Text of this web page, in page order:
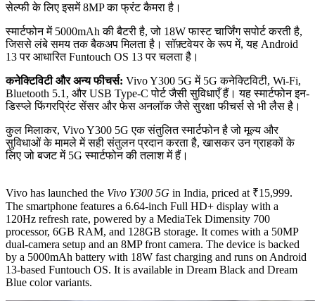
सेल्फी के लिए इसमें 8MP का फ्रंट कैमरा है।
स्मार्टफोन में 5000mAh की बैटरी है, जो 18W फास्ट चार्जिंग सपोर्ट करती है,
जिससे लंबे समय तक बैकअप मिलता है। सॉफ़्टवेयर के रूप में, यह Android
13 पर आधारित Funtouch OS 13 पर चलता है।
कनेक्टिविटी और अन्य फीचर्स: Vivo Y300 5G में 5G कनेक्टिविटी, Wi-Fi,
Bluetooth 5.1, और USB Type-C पोर्ट जैसी सुविधाएँ हैं। यह स्मार्टफोन इन-
डिस्प्ले फिंगरप्रिंट सेंसर और फेस अनलॉक जैसे सुरक्षा फीचर्स से भी लैस है।
कुल मिलाकर, Vivo Y300 5G एक संतुलित स्मार्टफोन है जो मूल्य और
सुविधाओं के मामले में सही संतुलन प्रदान करता है, खासकर उन ग्राहकों के
लिए जो बजट में 5G स्मार्टफोन की तलाश में हैं।
Vivo has launched the Vivo Y300 5G in India, priced at ₹15,999.
The smartphone features a 6.64-inch Full HD+ display with a
120Hz refresh rate, powered by a MediaTek Dimensity 700
processor, 6GB RAM, and 128GB storage. It comes with a 50MP
dual-camera setup and an 8MP front camera. The device is backed
by a 5000mAh battery with 18W fast charging and runs on Android
13-based Funtouch OS. It is available in Dream Black and Dream
Blue color variants.